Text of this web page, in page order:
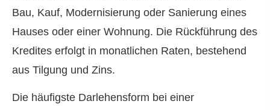
Bau, Kauf, Modernisierung oder Sanierung eines
Hauses oder einer Wohnung. Die Rückführung des
Kredites erfolgt in monatlichen Raten, bestehend
aus Tilgung und Zins.
Die häufigste Darlehensform bei einer